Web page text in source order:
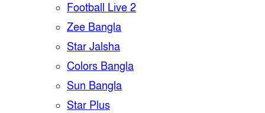
Football Live 2
Zee Bangla
Star Jalsha
Colors Bangla
Sun Bangla
Star Plus